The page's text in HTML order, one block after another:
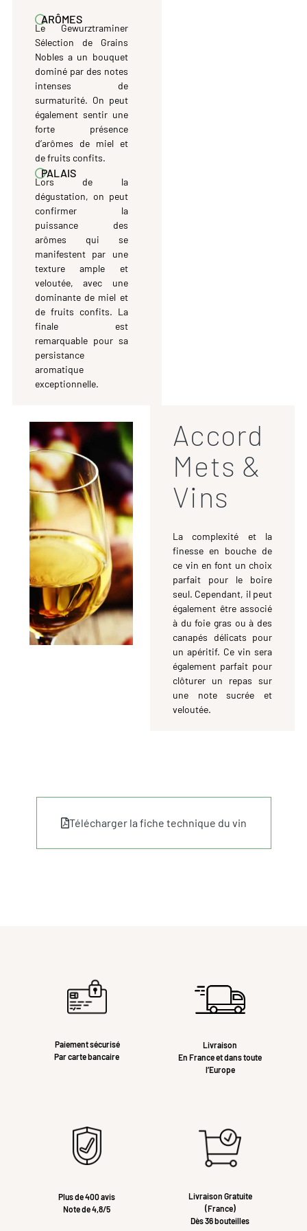
ARÔMES
Le Gewurztraminer
Sélection de Grains
Nobles a un bouquet
dominé par des notes
intenses de
surmaturité. On peut
également sentir une
forte présence
d’arômes de miel et
de fruits confits.
PALAIS
Lors de la
dégustation, on peut
confirmer la
puissance des
arômes qui se
manifestent par une
texture ample et
veloutée, avec une
dominante de miel et
de fruits confits. La
finale est
remarquable pour sa
persistance
aromatique
exceptionnelle.
Accord
Mets &
Vins
La complexité et la
finesse en bouche de
ce vin en font un choix
parfait pour le boire
seul. Cependant, il peut
également être associé
à du foie gras ou à des
canapés délicats pour
un apéritif. Ce vin sera
également parfait pour
clôturer un repas sur
une note sucrée et
veloutée.
Télécharger la fiche technique du vin
Paiement sécurisé
Par carte bancaire
Livraison
En France et dans toute
l’Europe
Plus de 400 avis
Note de 4,8/5
Livraison Gratuite
(France)
Dès 36 bouteilles